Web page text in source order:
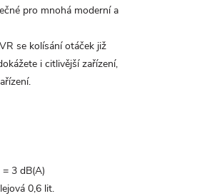
pro mnohá moderní a
se kolísání otáček již
i citlivější zařízení,
3 dB(A)
0,6 lit.